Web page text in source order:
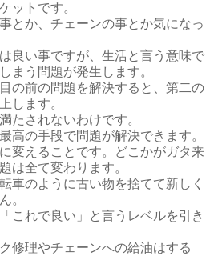
ットです。
とか、チェーンの事とか気になっ
良い事ですが、生活と言う意味で
まう問題が発生します。
の前の問題を解決すると、第二の
します。
たされないわけです。
高の手段で問題が解決できます。
変えることです。どこかがガタ来
は全て変わります。
車のように古い物を捨てて新しく
。
これで良い」と言うレベルを引き
修理やチェーンへの給油はする